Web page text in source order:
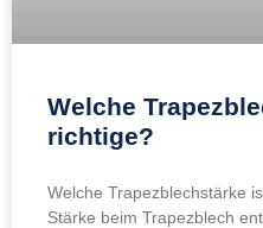
Welche
richtige?
Welche Trapezblechstärke
Stärke beim Trapezblech